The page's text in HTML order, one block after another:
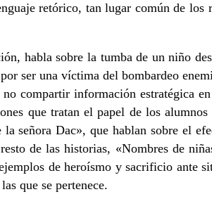
retórico, tan lugar común de los
habla sobre la tumba de un niño
ser una víctima del bombardeo
compartir información estratégica
que tratan el papel de los
señora Dac», que hablan sobre el
de las historias, «Nombres de
de heroísmo y sacrificio ante
que se pertenece.